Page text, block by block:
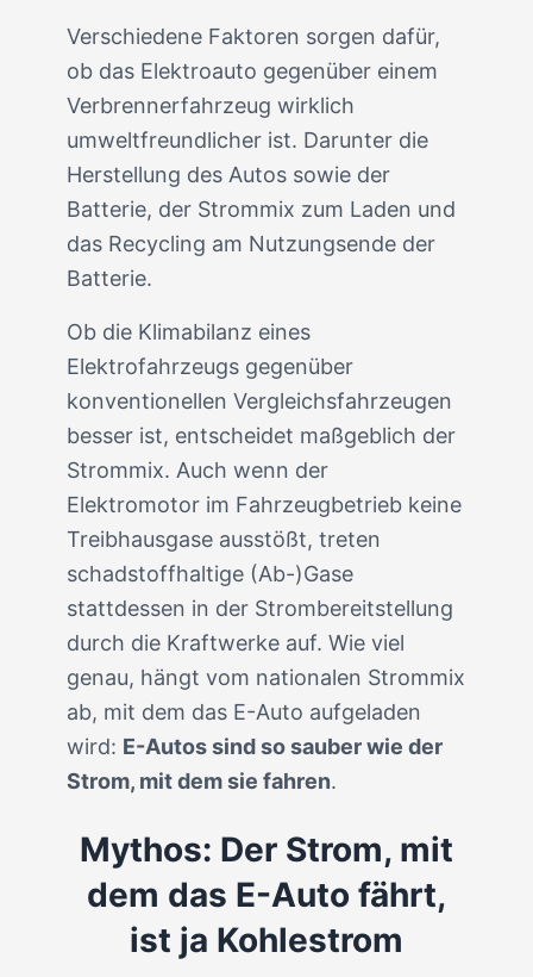
Verschiedene Faktoren sorgen dafür,
ob das Elektroauto gegenüber einem
Verbrennerfahrzeug wirklich
umweltfreundlicher ist. Darunter die
Herstellung des Autos sowie der
Batterie, der Strommix zum Laden und
das Recycling am Nutzungsende der
Batterie.
Ob die Klimabilanz eines
Elektrofahrzeugs gegenüber
konventionellen Vergleichsfahrzeugen
besser ist, entscheidet maßgeblich der
Strommix. Auch wenn der
Elektromotor im Fahrzeugbetrieb keine
Treibhausgase ausstößt, treten
schadstoffhaltige (Ab-)Gase
stattdessen in der Strombereitstellung
durch die Kraftwerke auf. Wie viel
genau, hängt vom nationalen Strommix
ab, mit dem das E-Auto aufgeladen
wird: E-Autos sind so sauber wie der
Strom, mit dem sie fahren.
Mythos: Der Strom, mit
dem das E-Auto fährt,
ist ja Kohlestrom